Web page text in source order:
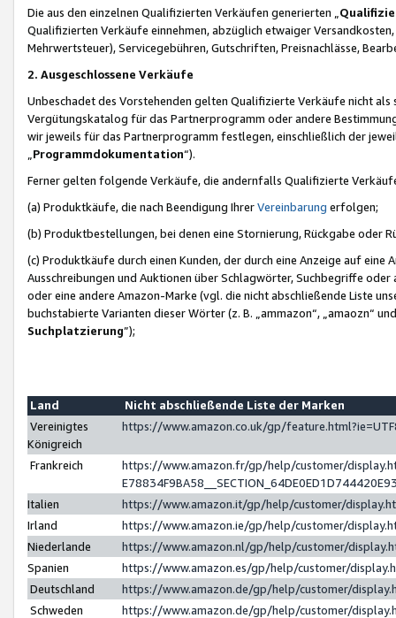
Die aus den einzelnen Qualifizierten Verkäufen generierten „
Qualifizierten Verkäufe einnehmen, abzüglich etwaiger
Mehrwertsteuer), Servicegebühren, Gutschriften, Preisnachlässe,
2. Ausgeschlossene Verkäufe
Unbeschadet des Vorstehenden gelten Qualifizierte Verkäufe nicht
Vergütungskatalog für das Partnerprogramm oder andere
wir jeweils für das Partnerprogramm festlegen, einschließlich der
Programmdokumentation“).
Ferner gelten folgende Verkäufe, die andernfalls Qualifizierte
(a) Produktkäufe, die nach Beendigung IhrerVereinbarung erfolgen;
(b) Produktbestellungen, bei denen eine Stornierung, Rückgabe oder
(c) Produktkäufe durch einen Kunden, der durch eine Anzeige auf
Ausschreibungen und Auktionen über Schlagwörter, Suchbegriffe
oder eine andere Amazon-Marke (vgl. die nicht abschließende Liste
buchstabierte Varianten dieser Wörter (z. B. „ammazon“, „amaozn“
Suchplatzierung”);
Land
Nicht abschließende Liste der Marken
Vereinigtes
Königreich
https://www.amazon.co.uk/gp/
Frankreich
https://www.amazon.fr/gp/help/customer/
Italien
https://www.amazon.it/gp/help/customer/
Irland
https://www.amazon.ie/gp/help/customer/
Niederlande
https://www.amazon.nl/gp/help/customer/
Spanien
https://www.amazon.es/gp/help/customer/
Deutschland
https://www.amazon.de/gp/help/customer/
Schweden
https://www.amazon.de/gp/help/customer/